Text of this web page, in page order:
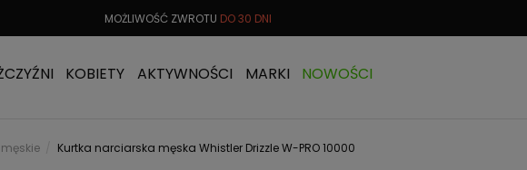
MOŻLIWOŚĆ ZWROTU DO 30 DNI
KOBIETY AKTYWNOŚCI MARKI
NOWOŚCI
Kurtka narciarska męska Whistler Drizzle W-PRO 10000